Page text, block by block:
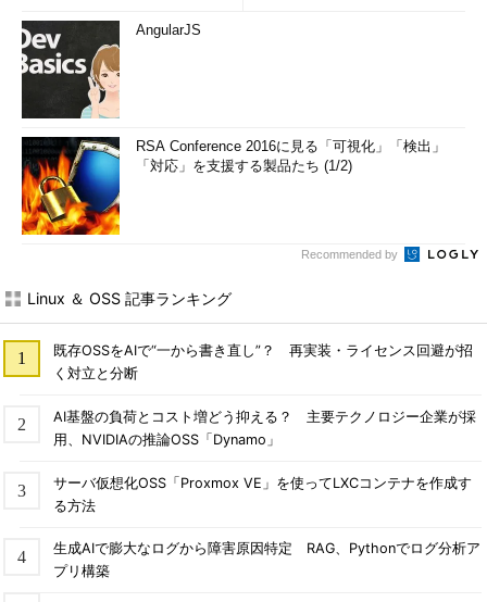
AngularJS
RSA Conference 2016に見る「可視化」「検出」
「対応」を支援する製品たち (1/2)
Recommended by
Linux ＆ OSS 記事ランキング
既存OSSをAIで“一から書き直し”？ 再実装・ライセンス回避が招
く対立と分断
AI基盤の負荷とコスト増どう抑える？ 主要テクノロジー企業が採
用、NVIDIAの推論OSS「Dynamo」
サーバ仮想化OSS「Proxmox VE」を使ってLXCコンテナを作成す
る方法
生成AIで膨大なログから障害原因特定 RAG、Pythonでログ分析ア
プリ構築